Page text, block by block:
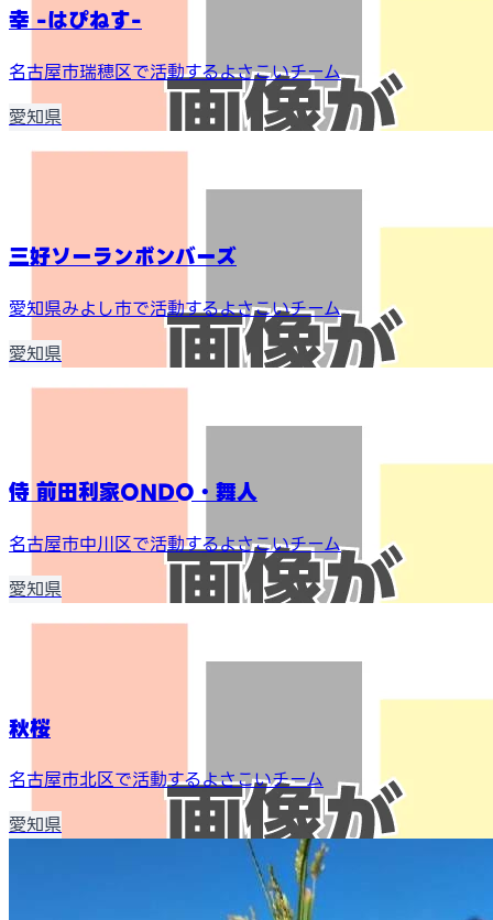
幸 -はぴねす-
名古屋市瑞穂区で活動するよさこいチーム
愛知県
三好ソーランボンバーズ
愛知県みよし市で活動するよさこいチーム
愛知県
侍 前田利家ONDO・舞人
名古屋市中川区で活動するよさこいチーム
愛知県
秋桜
名古屋市北区で活動するよさこいチーム
愛知県